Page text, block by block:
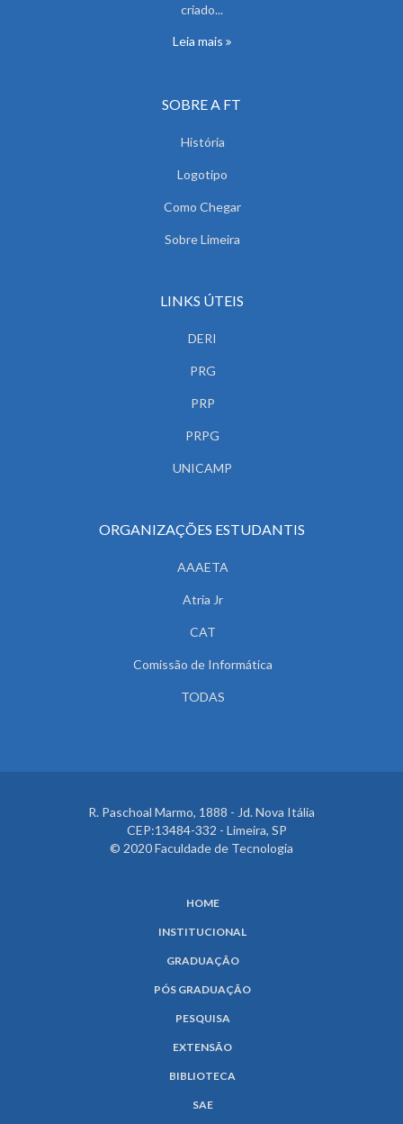
criado...
Leia mais
SOBRE A FT
História
Logotipo
Como Chegar
Sobre Limeira
LINKS ÚTEIS
DERI
PRG
PRP
PRPG
UNICAMP
ORGANIZAÇÕES ESTUDANTIS
AAAETA
Atria Jr
CAT
Comissão de Informática
TODAS
R. Paschoal Marmo, 1888 - Jd. Nova Itália
CEP:13484-332 - Limeira, SP
© 2020 Faculdade de Tecnologia
HOME
INSTITUCIONAL
GRADUAÇÃO
PÓS GRADUAÇÃO
PESQUISA
EXTENSÃO
BIBLIOTECA
SAE